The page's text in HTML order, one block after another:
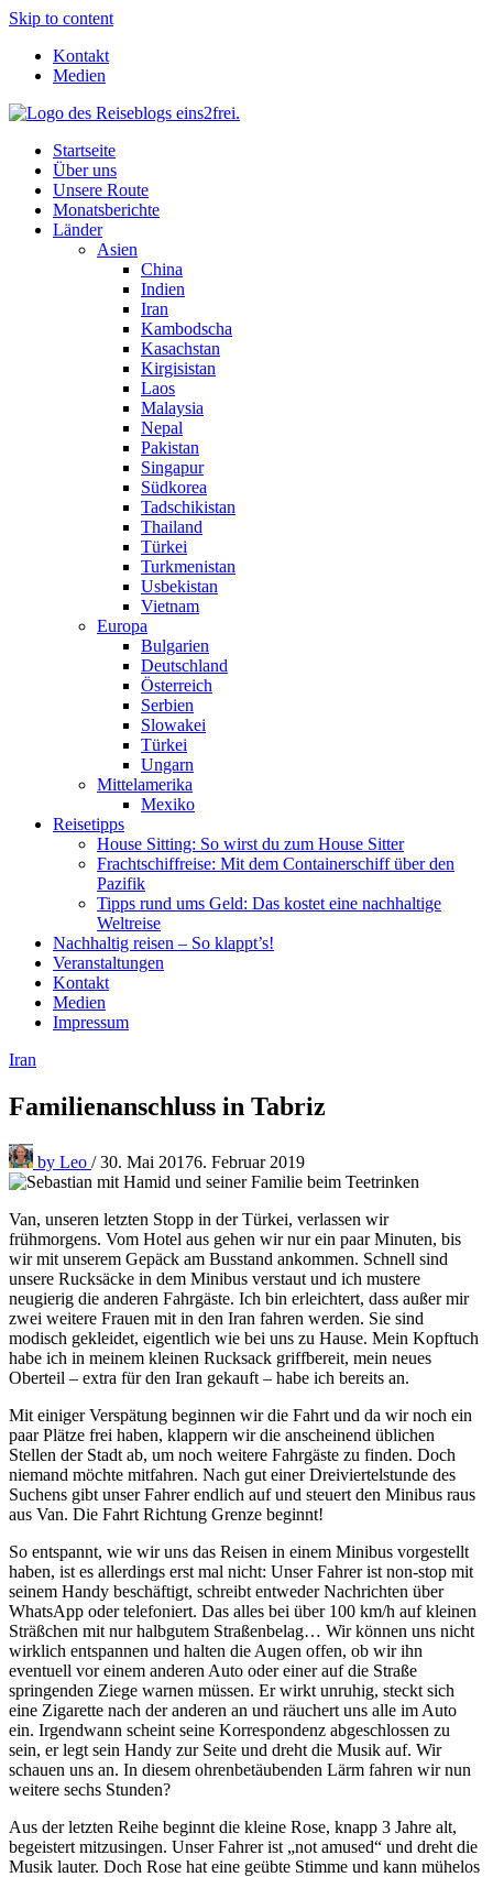
Skip to content
Kontakt
Medien
Startseite
Über uns
Unsere Route
Monatsberichte
Länder
Asien
China
Indien
Iran
Kambodscha
Kasachstan
Kirgisistan
Laos
Malaysia
Nepal
Pakistan
Singapur
Südkorea
Tadschikistan
Thailand
Türkei
Turkmenistan
Usbekistan
Vietnam
Europa
Bulgarien
Deutschland
Österreich
Serbien
Slowakei
Türkei
Ungarn
Mittelamerika
Mexiko
Reisetipps
House Sitting: So wirst du zum House Sitter
Frachtschiffreise: Mit dem Containerschiff über den
Pazifik
Tipps rund ums Geld: Das kostet eine nachhaltige
Weltreise
Nachhaltig reisen – So klappt’s!
Veranstaltungen
Kontakt
Medien
Impressum
Iran
Familienanschluss in Tabriz
by Leo / 30. Mai 20176. Februar 2019
Van, unseren letzten Stopp in der Türkei, verlassen wir
frühmorgens. Vom Hotel aus gehen wir nur ein paar Minuten, bis
wir mit unserem Gepäck am Busstand ankommen. Schnell sind
unsere Rucksäcke in dem Minibus verstaut und ich mustere
neugierig die anderen Fahrgäste. Ich bin erleichtert, dass außer mir
zwei weitere Frauen mit in den Iran fahren werden. Sie sind
modisch gekleidet, eigentlich wie bei uns zu Hause. Mein Kopftuch
habe ich in meinem kleinen Rucksack griffbereit, mein neues
Oberteil – extra für den Iran gekauft – habe ich bereits an.
Mit einiger Verspätung beginnen wir die Fahrt und da wir noch ein
paar Plätze frei haben, klappern wir die anscheinend üblichen
Stellen der Stadt ab, um noch weitere Fahrgäste zu finden. Doch
niemand möchte mitfahren. Nach gut einer Dreiviertelstunde des
Suchens gibt unser Fahrer endlich auf und steuert den Minibus raus
aus Van. Die Fahrt Richtung Grenze beginnt!
So entspannt, wie wir uns das Reisen in einem Minibus vorgestellt
haben, ist es allerdings erst mal nicht: Unser Fahrer ist non-stop mit
seinem Handy beschäftigt, schreibt entweder Nachrichten über
WhatsApp oder telefoniert. Das alles bei über 100 km/h auf kleinen
Sträßchen mit nur halbgutem Straßenbelag… Wir können uns nicht
wirklich entspannen und halten die Augen offen, ob wir ihn
eventuell vor einem anderen Auto oder einer auf die Straße
springenden Ziege warnen müssen. Er wirkt unruhig, steckt sich
eine Zigarette nach der anderen an und räuchert uns alle im Auto
ein. Irgendwann scheint seine Korrespondenz abgeschlossen zu
sein, er legt sein Handy zur Seite und dreht die Musik auf. Wir
schauen uns an. In diesem ohrenbetäubenden Lärm fahren wir nun
weitere sechs Stunden?
Aus der letzten Reihe beginnt die kleine Rose, knapp 3 Jahre alt,
begeistert mitzusingen. Unser Fahrer ist „not amused“ und dreht die
Musik lauter. Doch Rose hat eine geübte Stimme und kann mühelos